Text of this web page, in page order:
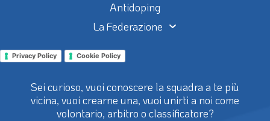
Antidoping
La Federazione
Privacy Policy Cookie Policy
Sei curioso, vuoi conoscere la squadra a te più
vicina, vuoi crearne una, vuoi unirti a noi come
volontario, arbitro o classificatore?